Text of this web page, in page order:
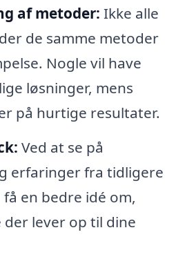
af metoder: Ikke alle
de samme metoder
Nogle vil have
løsninger, mens
på hurtige resultater.
Ved at se på
erfaringer fra tidligere
en bedre idé om,
der lever op til dine